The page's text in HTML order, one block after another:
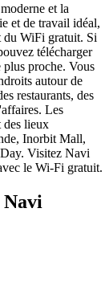
et la
et de travail idéal,
du WiFi gratuit. Si
télécharger
proche. Vous
autour de
restaurants, des
Les
des lieux
Inorbit Mall,
Visitez Navi
le Wi-Fi gratuit.